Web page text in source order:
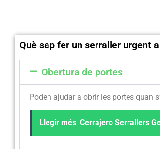
Què sap fer un serraller urgent
Obertura de portes
Poden ajudar a obrir les portes quan
Llegir més Cerrajero Serrallers